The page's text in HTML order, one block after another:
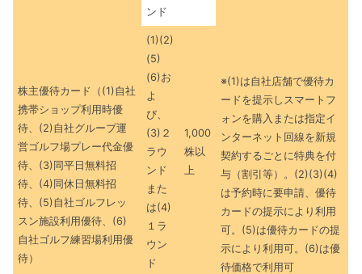
株主優待カード（(1)自社
携帯ショップ利用時優
待、(2)自社グループ運
営ゴルフ場プレー代金優
待、(3)同平日無料招
待、(4)同休日無料招
待、(5)自社ゴルフレッ
スン施設利用優待、(6)
自社ゴルフ練習場利用優
待）
※(1)は自社店舗で優待カ
ードを提示しスマートフ
ォンを購入または指定イ
ンターネット回線を新規
契約するごとに特典を付
与（割引等）。(2)(3)(4)
は予約時に要申請、優待
カードの提示により利用
可。(5)は優待カードの提
示により利用可。(6)は優
待価格で利用可
ンド
(1)(2)
(5)
(6)お
よ
び、
(3)２
ラウ
ンド
また
は(4)
１ラ
ウン
ド
1,000
株以
上